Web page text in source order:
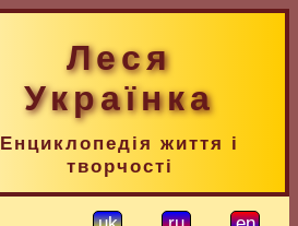
Леся
Українка
Енциклопедія життя і
творчості